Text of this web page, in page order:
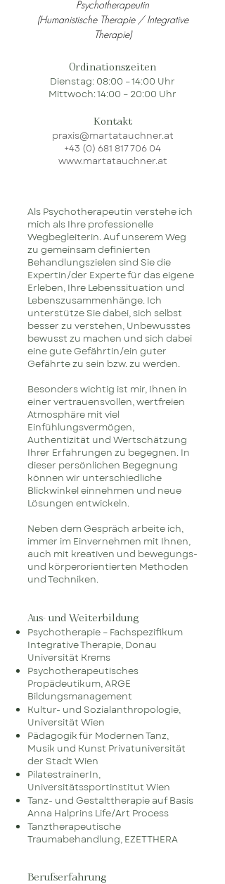
Psychotherapeutin
(Humanistische Therapie / Integrative
Therapie)
Ordinationszeiten
Dienstag: 08:00 – 14:00 Uhr
Mittwoch: 14:00 – 20:00 Uhr
Kontakt
praxis@martatauchner.at
+43 (0) 681 817 706 04
www.martatauchner.at
Als Psychotherapeutin verstehe ich
mich als Ihre professionelle
Wegbegleiterin. Auf unserem Weg
zu gemeinsam definierten
Behandlungszielen sind Sie die
Expertin/der Experte für das eigene
Erleben, Ihre Lebenssituation und
Lebenszusammenhänge. Ich
unterstütze Sie dabei, sich selbst
besser zu verstehen, Unbewusstes
bewusst zu machen und sich dabei
eine gute Gefährtin/ein guter
Gefährte zu sein bzw. zu werden.
Besonders wichtig ist mir, Ihnen in
einer vertrauensvollen, wertfreien
Atmosphäre mit viel
Einfühlungsvermögen,
Authentizität und Wertschätzung
Ihrer Erfahrungen zu begegnen. In
dieser persönlichen Begegnung
können wir unterschiedliche
Blickwinkel einnehmen und neue
Lösungen entwickeln.
Neben dem Gespräch arbeite ich,
immer im Einvernehmen mit Ihnen,
auch mit kreativen und bewegungs-
und körperorientierten Methoden
und Techniken.
Aus- und Weiterbildung
Psychotherapie – Fachspezifikum
Integrative Therapie, Donau
Universität Krems
Psychotherapeutisches
Propädeutikum, ARGE
Bildungsmanagement
Kultur- und Sozialanthropologie,
Universität Wien
Pädagogik für Modernen Tanz,
Musik und Kunst Privatuniversität
der Stadt Wien
PilatestrainerIn,
Universitätssportinstitut Wien
Tanz- und Gestalttherapie auf Basis
Anna Halprins Life/Art Process
Tanztherapeutische
Traumabehandlung, EZETTHERA
Berufserfahrung